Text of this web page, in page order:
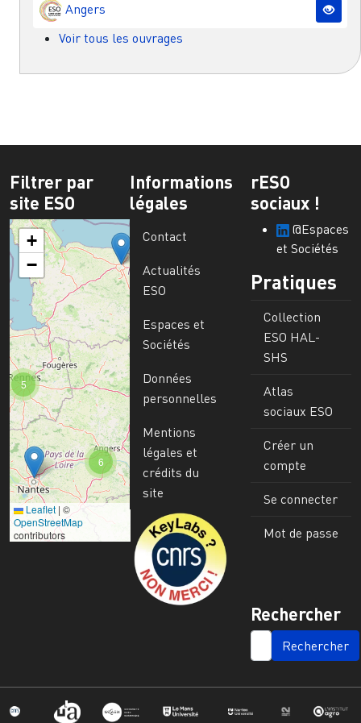
Angers
Voir tous les ouvrages
Filtrer par
site ESO
6
5
+
−
Leaflet | ©
OpenStreetMap
contributors
Informations
légales
Contact
Actualités
ESO
Espaces et
Sociétés
Données
personnelles
Mentions
légales et
crédits du
site
Image
rESO
sociaux !
@Espaces
et Sociétés
Pratiques
Collection
ESO HAL-
SHS
Atlas
sociaux ESO
Créer un
compte
Se connecter
Mot de passe
Rechercher
SEARCH